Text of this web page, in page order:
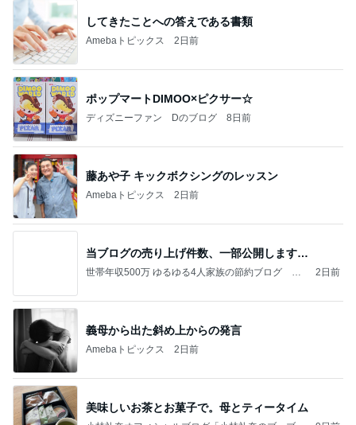
してきたことへの答えである書類
Amebaトピックス 2日前
ポップマートDIMOO×ピクサー☆
ディズニーファン Dのブログ 8日前
藤あや子 キックボクシングのレッスン
Amebaトピックス 2日前
当ブログの売り上げ件数、一部公開します…
世帯年収500万 ゆるゆる4人家族の節約ブログ 〜
2日前
義母から出た斜め上からの発言
Amebaトピックス 2日前
美味しいお茶とお菓子で。母とティータイム